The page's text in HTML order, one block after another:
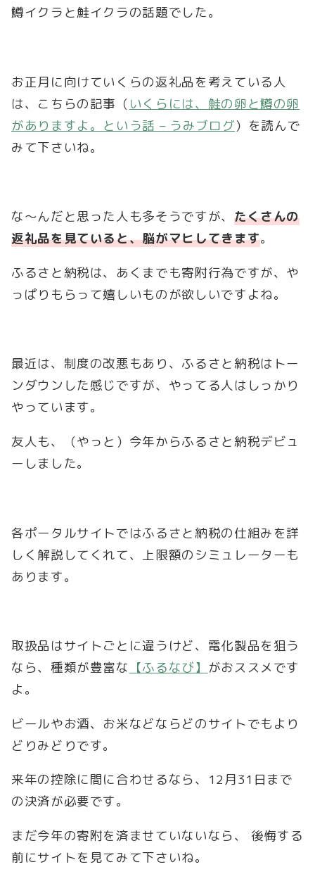
鱒イクラと鮭イクラの話題でした。
お正月に向けていくらの返礼品を考えている人
は、こちらの記事（ いくらには、鮭の卵と鱒の卵
がありますよ。という話 – うみブログ）を読んで
みて下さいね。
な～んだと思った人も多そうですが、 たくさんの
返礼品を見ていると、脳がマヒしてきます。
ふるさと納税は、あくまでも寄附行為ですが、や
っぱりもらって嬉しいものが欲しいですよね。
最近は、制度の改悪もあり、ふるさと納税はトー
ンダウンした感じですが、やってる人はしっかり
やっています。
友人も、（やっと）今年からふるさと納税デビュ
ーしました。
各ポータルサイトではふるさと納税の仕組みを詳
しく解説してくれて、上限額のシミュレーターも
あります。
取扱品はサイトごとに違うけど、電化製品を狙う
なら、種類が豊富な 【ふるなび】 がおススメです
よ。
ビールやお酒、お米などならどのサイトでもより
どりみどりです。
来年の控除に間に合わせるなら、12月31日まで
の決済が必要です。
まだ今年の寄附を済ませていないなら、 後悔する
前にサイトを見てみて下さいね。